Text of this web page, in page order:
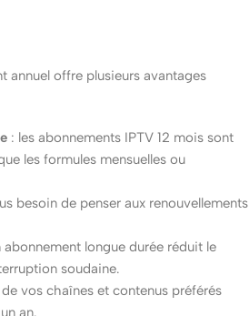
annuel offre plusieurs avantages
: les abonnements IPTV 12 mois sont
les formules mensuelles ou
besoin de penser aux renouvellements
abonnement longue durée réduit le
soudaine.
vos chaînes et contenus préférés
an.